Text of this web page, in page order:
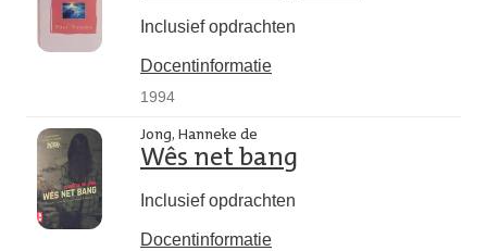
Inclusief opdrachten
Docentinformatie
1994
Jong, Hanneke de
Wês net bang
Inclusief opdrachten
Docentinformatie